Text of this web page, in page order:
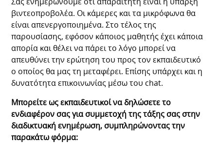
βιντεοπροβολέα. Οι κάμερες και τα μικρόφωνα θα
είναι απενεργοποιημένα. Στο τέλος της
παρουσίασης, εφόσον κάποιος μαθητής έχει κάποια
απορία και θέλει να πάρει το λόγο μπορεί να
απευθύνει την ερώτηση του προς τον εκπαιδευτικό
ο οποίος θα μας τη μεταφέρει. Επίσης υπάρχει και η
δυνατότητα επικοινωνίας μέσω του chat.
Μπορείτε ως εκπαιδευτικοί να δηλώσετε το
ενδιαφέρον σας για συμμετοχή της τάξης σας στην
διαδικτυακή ενημέρωση, συμπληρώνοντας την
παρακάτω φόρμα: